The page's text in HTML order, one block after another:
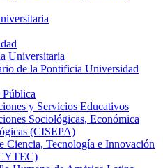
Universitaria
de la Pontificia Universidad
y Servicios Educativos
Sociológicas, Económica
(CISEPA)
Ciencia, Tecnología e Innovación